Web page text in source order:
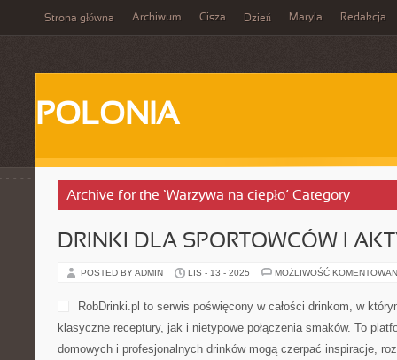
Strona główna Archiwum Cisza Dzień Maryla Redakcja
POLONIA
Archive for the ‘Warzywa na ciepło’ Category
DRINKI DLA SPORTOWCÓW I
POSTED BY ADMIN LIS - 13 - 2025 MOŻLIWOŚĆ
RobDrinki.pl to serwis poświęcony w całości drinkom, w
klasyczne receptury, jak i nietypowe połączenia smaków. To
domowych i profesjonalnych drinków mogą czerpać inspiracje,